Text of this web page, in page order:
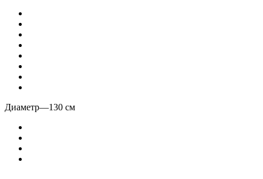
Диаметр—130 см